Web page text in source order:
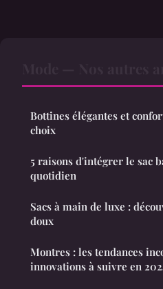
Bottines élégantes et
choix
5 raisons d'intégrer le sac
quotidien
Sacs à main de luxe :
doux
Montres : les tendances
innovations à suivre en